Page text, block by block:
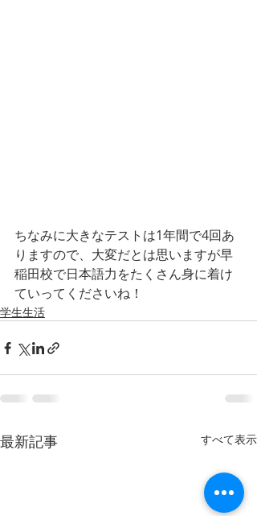
ちなみに大きなテストは1年間で4回あ
りますので、大変だとは思いますが早
稲田校で日本語力をたくさん身に着け
ていってくださいね！
学生生活
最新記事 すべて表示